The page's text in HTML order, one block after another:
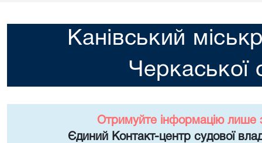
Канівський
Черкаської
Отримуйте інформацію лише
Єдиний Контакт-центр судової